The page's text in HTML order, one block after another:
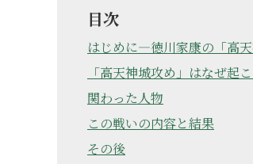
目次
はじめに―徳川家康の「高
「高天神城攻め」はなぜ起
関わった人物
この戦いの内容と結果
その後